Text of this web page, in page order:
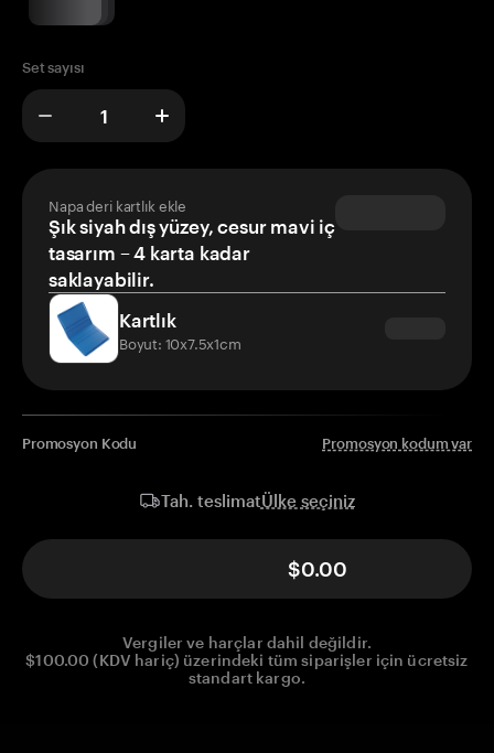
Set sayısı
Napa deri kartlık ekle
Şık siyah dış yüzey, cesur mavi iç
tasarım – 4 karta kadar
saklayabilir.
Kartlık
Boyut: 10x7.5x1cm
Promosyon Kodu Promosyon kodum var
Tah. teslimatÜlke seçiniz
$0.00
Vergiler ve harçlar dahil değildir.
$100.00 (KDV hariç) üzerindeki tüm siparişler için ücretsiz
standart kargo.